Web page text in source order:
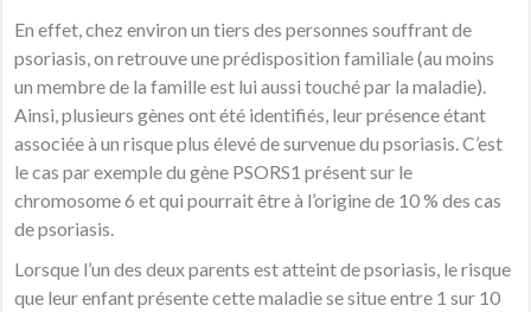
En effet, chez environ un tiers des personnes souffrant de
psoriasis , on retrouve une prédisposition familiale (au moins
un membre de la famille est lui aussi touché par la maladie).
Ainsi, plusieursgènes ont été identifiés, leur présence étant
associée à un risque plus élevé de survenue dupsoriasis . C’est
le cas par exemple dugène PSORS1 présent sur le
chromosome 6 et qui pourrait être à l’origine de 10 % des cas
depsoriasis
Lorsque l’un des deux parents est atteint depsoriasis , le risque
que leur enfant présente cette maladie se situe entre 1 sur 10